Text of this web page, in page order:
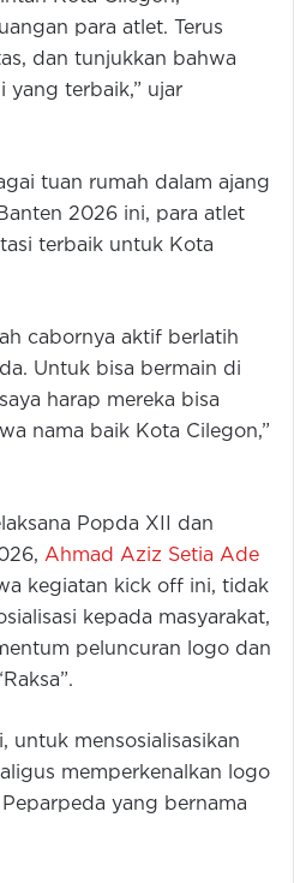
para atlet. Terus
dan tunjukkan bahwa
yang terbaik,” ujar
tuan rumah dalam ajang
2026 ini, para atlet
terbaik untuk Kota
cabornya aktif berlatih
Untuk bisa bermain di
harap mereka bisa
nama baik Kota Cilegon,”
Popda XII dan
Ahmad Aziz Setia Ade
kegiatan kick off ini, tidak
kepada masyarakat,
peluncuran logo dan
untuk mensosialisasikan
memperkenalkan logo
yang bernama